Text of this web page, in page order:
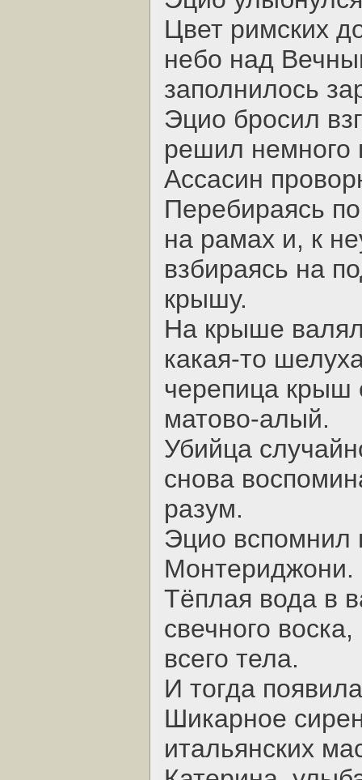
Цвет римских
небо над
заполнилось
Эцио бросил
решил немного
Ассасин
Перебираясь
на рамах и, к
взбираясь на
крышу.
На крыше
какая-то
черепица крыш
матово-алый.
Убийца
снова
разум.
Эцио вспомнил
Монтериджони.
Тёплая вода в
свечного
всего тела.
И тогда
Шикарное
итальянских